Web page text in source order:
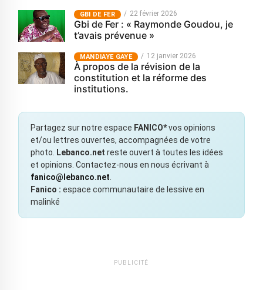
GBI DE FER 22 février 2026
Gbi de Fer : « Raymonde Goudou, je
t’avais prévenue »
MANDIAYE GAYE 12 janvier 2026
À propos de la révision de la
constitution et la réforme des
institutions.
Partagez sur notre espace FANICO*vos opinions
et/ou lettres ouvertes, accompagnées de votre
photo.
Lebanco.net reste ouvert à toutes les idées
et opinions. Contactez-nous en nous écrivant à
fanico@lebanco.net
Fanico : espace communautaire de lessive en
malinké
PUBLICITÉ